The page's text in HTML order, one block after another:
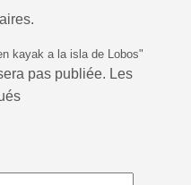
kayak a la isla de Lobos"
pas publiée. Les